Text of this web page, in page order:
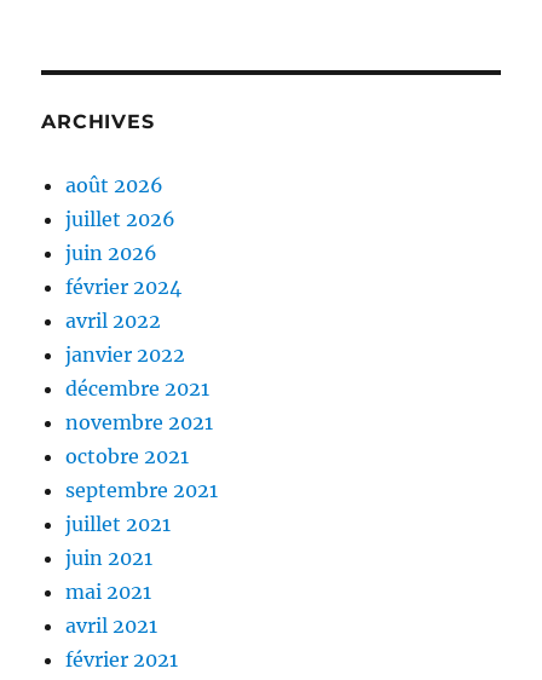
ARCHIVES
août 2026
juillet 2026
juin 2026
février 2024
avril 2022
janvier 2022
décembre 2021
novembre 2021
octobre 2021
septembre 2021
juillet 2021
juin 2021
mai 2021
avril 2021
février 2021